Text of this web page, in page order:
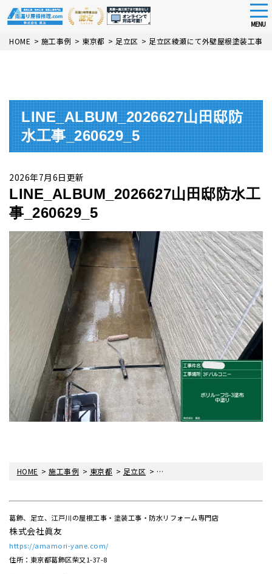
Skip
MENU
HOME > 施工事例 > 東京都 > 足立区 > 足立区綾瀬にて外壁屋根塗装工事
LINE_ALBUM_2026627山田邸防
水工事_260629_5
2026年7月6日更新
LINE_ALBUM_2026627山田邸防水工
事_260629_5
HOME >施工事例 > 東京都 > 足立区 > 足立区綾瀬にて外壁屋根塗装工
葛飾、足立、江戸川の屋根工事・塗装工事・防水リフォーム専門店
株式会社眞友
https://amamori-yane.com/
住所：東京都葛飾区柴又1-37-8